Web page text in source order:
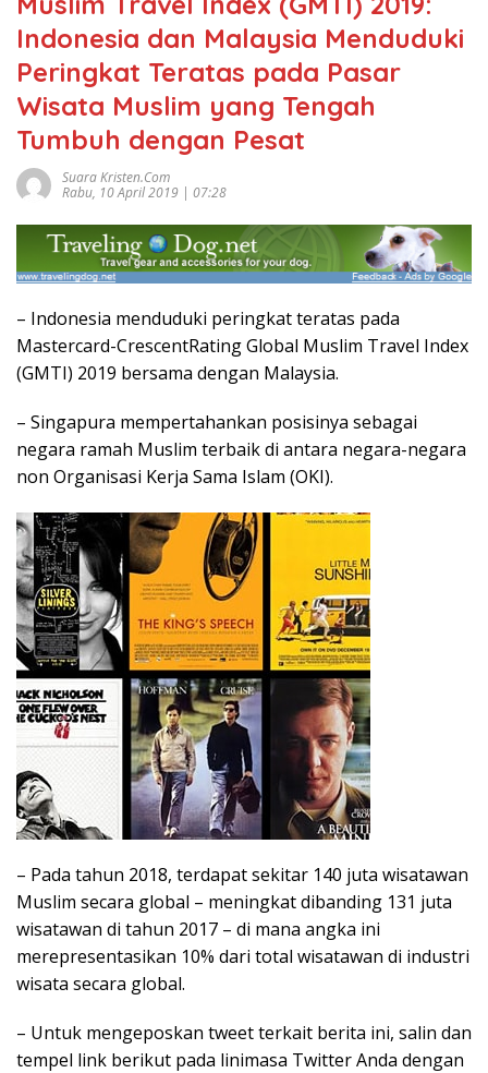
Indonesia dan Malaysia Menduduki
Peringkat Teratas pada Pasar
Wisata Muslim yang Tengah
Tumbuh dengan Pesat
Suara Kristen.com
Rabu, 10 April 2019 | 07:28
– Indonesia menduduki peringkat teratas pada
Mastercard-CrescentRating Global Muslim Travel Index
(GMTI) 2019 bersama dengan Malaysia.
– Singapura mempertahankan posisinya sebagai
negara ramah Muslim terbaik di antara negara-negara
non Organisasi Kerja Sama Islam (OKI).
– Pada tahun 2018, terdapat sekitar 140 juta wisatawan
Muslim secara global – meningkat dibanding 131 juta
wisatawan di tahun 2017 – di mana angka ini
merepresentasikan 10% dari total wisatawan di industri
wisata secara global.
– Untuk mengeposkan tweet terkait berita ini, salin dan
tempel link berikut pada linimasa Twitter Anda dengan